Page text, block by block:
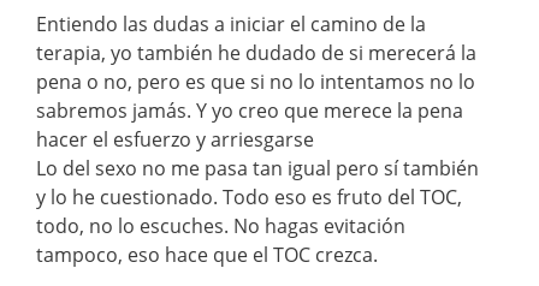
Entiendo las dudas a iniciar el camino de la
terapia, yo también he dudado de si merecerá la
pena o no, pero es que si no lo intentamos no lo
sabremos jamás. Y yo creo que merece la pena
hacer el esfuerzo y arriesgarse
Lo del sexo no me pasa tan igual pero sí también
y lo he cuestionado. Todo eso es fruto del TOC,
todo, no lo escuches. No hagas evitación
tampoco, eso hace que el TOC crezca.